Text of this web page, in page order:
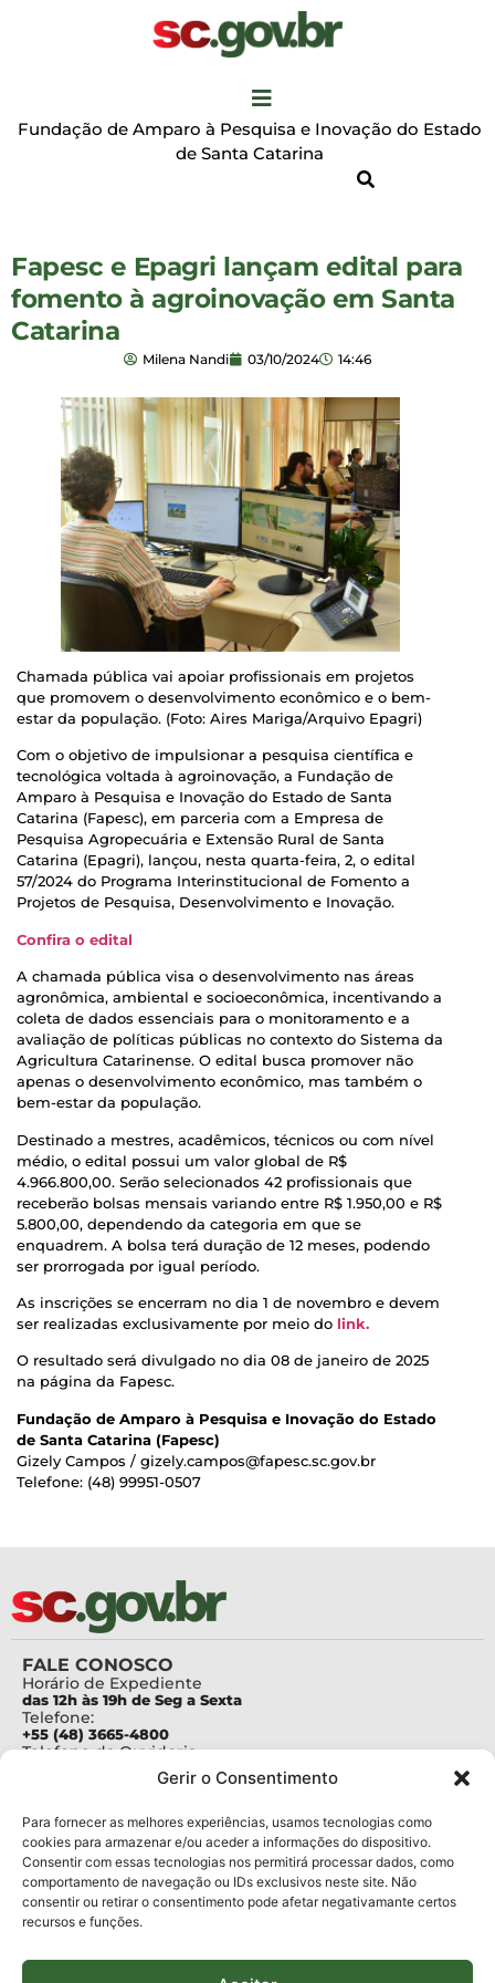
Gerir o Consentimento
Para fornecer as melhores experiências, usamos tecnologias como
cookies para armazenar e/ou aceder a informações do dispositivo.
Consentir com essas tecnologias nos permitirá processar dados, como
comportamento de navegação ou IDs exclusivos neste site. Não
consentir ou retirar o consentimento pode afetar negativamante certos
recursos e funções.
Fundação de Amparo à Pesquisa e Inovação do Estado
de Santa Catarina
Fapesc e Epagri lançam edital para
fomento à agroinovação em Santa
Catarina
Milena Nandi 03/10/2024 14:46
Chamada pública vai apoiar profissionais em projetos
que promovem o desenvolvimento econômico e o bem-
estar da população. (Foto: Aires Mariga/Arquivo Epagri)
Com o objetivo de impulsionar a pesquisa científica e
tecnológica voltada à agroinovação, a Fundação de
Amparo à Pesquisa e Inovação do Estado de Santa
Catarina (Fapesc), em parceria com a Empresa de
Pesquisa Agropecuária e Extensão Rural de Santa
Catarina (Epagri), lançou, nesta quarta-feira, 2, o edital
57/2024 do Programa Interinstitucional de Fomento a
Projetos de Pesquisa, Desenvolvimento e Inovação.
Confira o edital
A chamada pública visa o desenvolvimento nas áreas
agronômica, ambiental e socioeconômica, incentivando a
coleta de dados essenciais para o monitoramento e a
avaliação de políticas públicas no contexto do Sistema da
Agricultura Catarinense. O edital busca promover não
apenas o desenvolvimento econômico, mas também o
bem-estar da população.
Destinado a mestres, acadêmicos, técnicos ou com nível
médio, o edital possui um valor global de R$
4.966.800,00. Serão selecionados 42 profissionais que
receberão bolsas mensais variando entre R$ 1.950,00 e R$
5.800,00, dependendo da categoria em que se
enquadrem. A bolsa terá duração de 12 meses, podendo
ser prorrogada por igual período.
As inscrições se encerram no dia 1 de novembro e devem
ser realizadas exclusivamente por meio do link.
O resultado será divulgado no dia 08 de janeiro de 2025
na página da Fapesc.
Fundação de Amparo à Pesquisa e Inovação do Estado
de Santa Catarina (Fapesc)
Gizely Campos / gizely.campos@fapesc.sc.gov.br
Telefone: (48) 99951-0507
FALE CONOSCO
Horário de Expediente
das 12h às 19h de Seg a Sexta
Telefone:
+55 (48) 3665-4800
Telefone da Ouvidoria
Para assuntos relacionados à Pesquisa
pesquisa@fapesc.sc.gov.br
Para assuntos relacionados à Inovação
inovacao@fapesc.sc.gov.br
Para assuntos relacionados à Bolsas
bolsas@fapesc.sc.gov.br
Para assuntos relacionados à Prestação de Contas
Para assuntos relacionados à Plataforma
plataforma@fapesc.sc.gov.br